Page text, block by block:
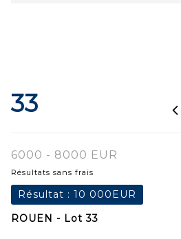
33
6000 - 8000 EUR
Résultats sans frais
Résultat : 10 000EUR
ROUEN - Lot 33